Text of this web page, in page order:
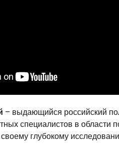
– выдающийся российский
специалистов в области
глубокому